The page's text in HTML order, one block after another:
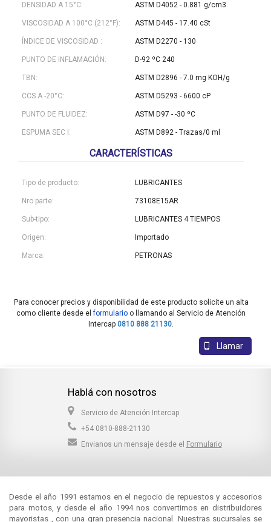
DENSIDAD A 15°C: ASTM D4052 - 0.881 g/cm3
VISCOSIDAD A 100°C (212°F): ASTM D445 - 17.40 cSt
ÍNDICE DE VISCOSIDAD : ASTM D2270 - 130
PUNTO DE INFLAMACIÓN: D-92 ºC 240
TBN: ASTM D2896 - 7.0 mg KOH/g
CCS A -20°C: ASTM D5293 - 6600 cP
PUNTO DE FLUIDEZ: ASTM D97 - -30 ºC
ESPUMA SEC I: ASTM D892 - Trazas/0 ml
CARACTERÍSTICAS
Tipo de producto: LUBRICANTES
Nro parte: 73108E15AR
Sub-tipo: LUBRICANTES 4 TIEMPOS
Origen: Importado
Marca: PETRONAS
Para conocer precios y disponibilidad de este producto solicite un alta
como cliente desde elformulario o llamando al Servicio de Atención
Intercap 0810 888 21130.
Llamar
Hablá con nosotros
Servicio de Atención Intercap
+54 0810-888-21130
Envianos un mensaje desde el Formulario
Desde el año 1991 estamos en el negocio de repuestos y accesorios
para motos, y desde el año 1994 nos convertimos en distribuidores
mayoristas , con una gran presencia nacional. Nuestras sucursales se